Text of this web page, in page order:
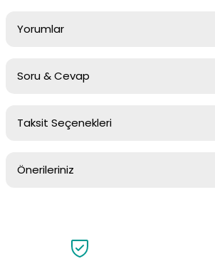
Yorumlar
Soru & Cevap
Ürün hakkında henüz soru
Taksit Seçenekleri
Önerileriniz
Görüş ve önerileriniz için teşekkür ederiz.